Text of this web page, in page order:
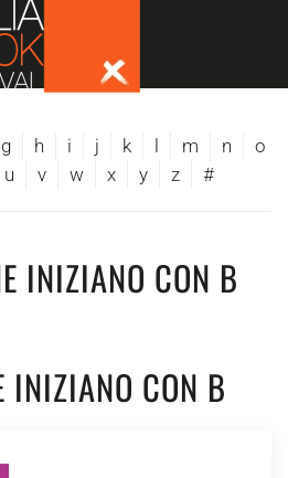
g h i j k m n
o
u v w x y z #
INIZIANO CON B
INIZIANO CON B